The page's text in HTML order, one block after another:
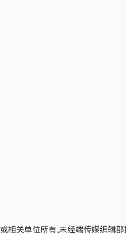
或相关单位所有,未经端传媒编辑